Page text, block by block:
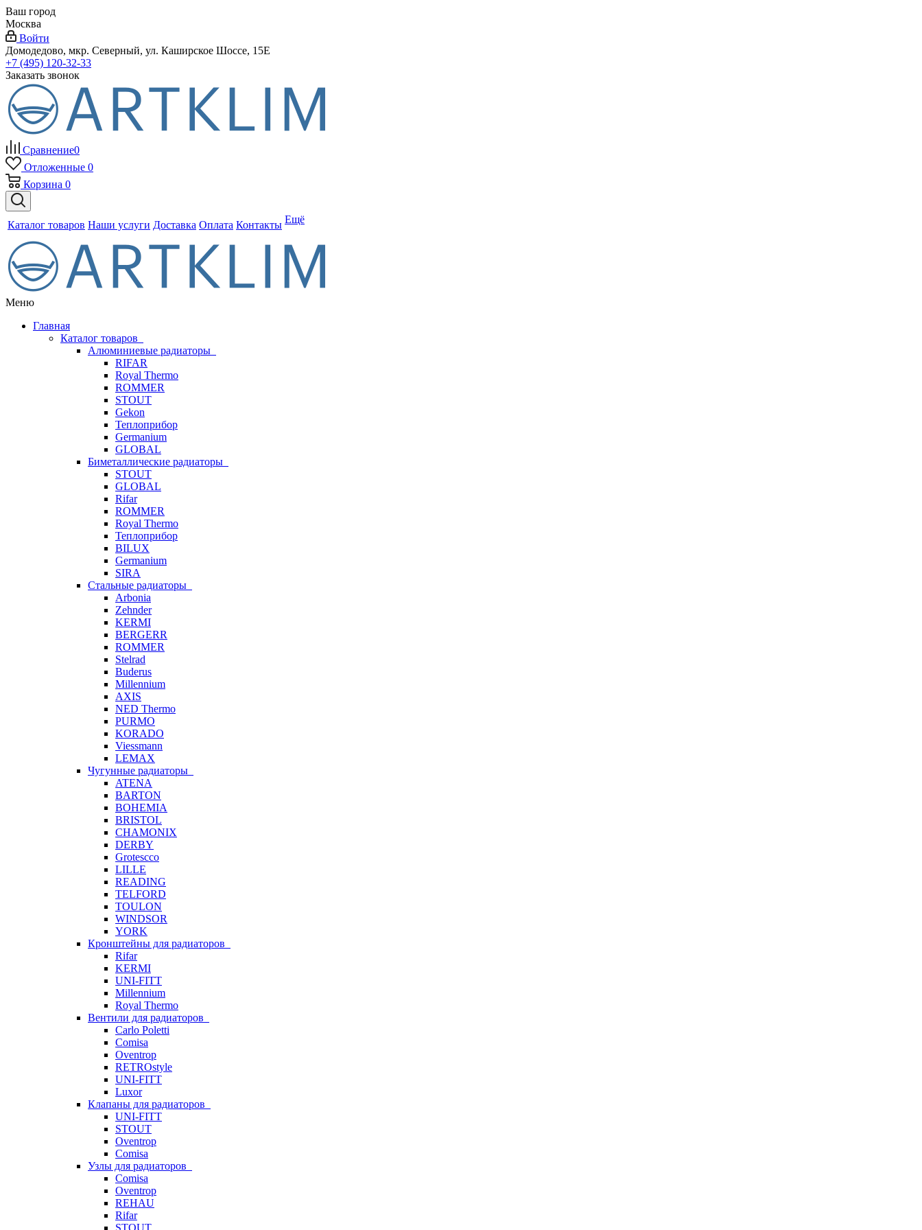
Ваш город
Москва
Войти
Домодедово, мкр. Северный, ул. Каширское Шоссе, 15Е
+7 (495) 120-32-33
Заказать звонок
Сравнение0
Отложенные 0
Корзина 0
Каталог товаров Наши услуги Доставка Оплата Контакты Ещё
Меню
Главная
Каталог товаров
Алюминиевые радиаторы
RIFAR
Royal Thermo
ROMMER
STOUT
Gekon
Теплоприбор
Germanium
GLOBAL
Биметаллические радиаторы
STOUT
GLOBAL
Rifar
ROMMER
Royal Thermo
Теплоприбор
BILUX
Germanium
SIRA
Стальные радиаторы
Arbonia
Zehnder
KERMI
BERGERR
ROMMER
Stelrad
Buderus
Millennium
AXIS
NED Thermo
PURMO
KORADO
Viessmann
LEMAX
Чугунные радиаторы
ATENA
BARTON
BOHEMIA
BRISTOL
CHAMONIX
DERBY
Grotescco
LILLE
READING
TELFORD
TOULON
WINDSOR
YORK
Кронштейны для радиаторов
Rifar
KERMI
UNI-FITT
Millennium
Royal Thermo
Вентили для радиаторов
Carlo Poletti
Comisa
Oventrop
RETROstyle
UNI-FITT
Luxor
Клапаны для радиаторов
UNI-FITT
STOUT
Oventrop
Comisa
Узлы для радиаторов
Comisa
Oventrop
REHAU
Rifar
STOUT